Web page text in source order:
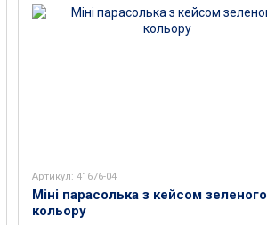
Артикул: 41676-04
Міні парасолька з кейсом зеленого
кольору